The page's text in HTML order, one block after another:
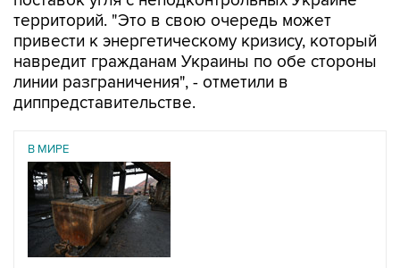
территорий. "Это в свою очередь может
привести к энергетическому кризису, который
навредит гражданам Украины по обе стороны
линии разграничения", - отметили в
диппредставительстве.
В МИРЕ